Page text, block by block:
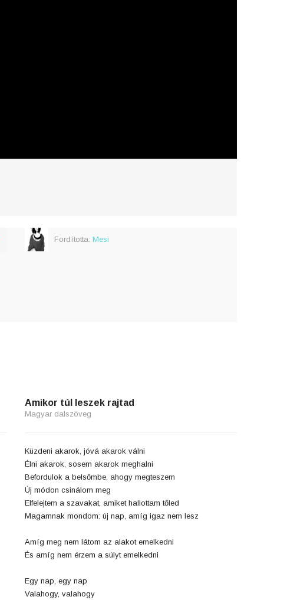
Fordította: Mesi
Amikor túl leszek rajtad
Magyar dalszöveg
Küzdeni akarok, jóvá akarok válni
Élni akarok, sosem akarok meghalni
Befordulok a belsőmbe, ahogy megteszem
Új módon csinálom meg
Elfelejtem a szavakat, amiket hallottam tőled
Magamnak mondom: új nap, amíg igaz nem lesz
Amíg meg nem látom az alakot emelkedni
És amíg nem érzem a súlyt emelkedni
Egy nap, egy nap
Valahogy, valahogy